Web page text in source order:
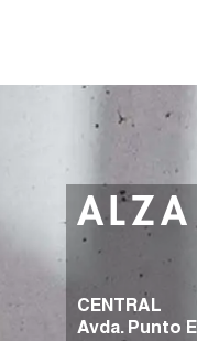
CENTRAL
Avda. Punto